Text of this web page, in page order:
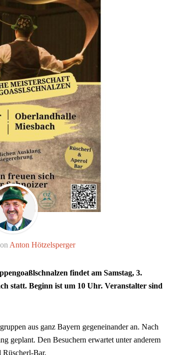
Anton Hötzelsperger
findet am Samstag, 3.
statt. Beginn ist um 10 Uhr. Veranstalter sind
aus ganz Bayern gegeneinander an. Nach
geplant. Den Besuchern erwartet unter anderem
Bar.